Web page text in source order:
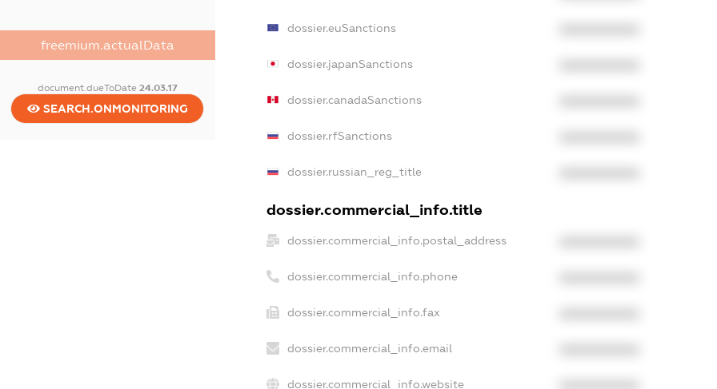
freemium.actualData
document.dueToDate 24.03.17
SEARCH.ONMONITORING
dossier.euSanctions
dossier.japanSanctions
dossier.canadaSanctions
dossier.rfSanctions
dossier.russian_reg_title
dossier.commercial_info.title
dossier.commercial_info.postal_address
dossier.commercial_info.phone
dossier.commercial_info.fax
dossier.commercial_info.email
dossier.commercial_info.website